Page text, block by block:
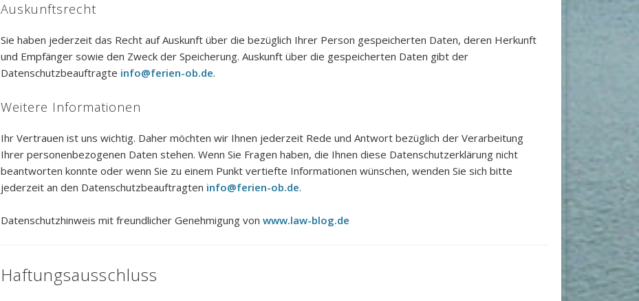
Auskunftsrecht
Sie haben jederzeit das Recht auf Auskunft über die bezüglich Ihrer Person gespeicherten Daten, deren Herkunft
und Empfänger sowie den Zweck der Speicherung. Auskunft über die gespeicherten Daten gibt der
Datenschutzbeauftragte info@ferien-ob.de.
Weitere Informationen
Ihr Vertrauen ist uns wichtig. Daher möchten wir Ihnen jederzeit Rede und Antwort bezüglich der Verarbeitung
Ihrer personenbezogenen Daten stehen. Wenn Sie Fragen haben, die Ihnen diese Datenschutzerklärung nicht
beantworten konnte oder wenn Sie zu einem Punkt vertiefte Informationen wünschen, wenden Sie sich bitte
jederzeit an den Datenschutzbeauftragten info@ferien-ob.de.
Datenschutzhinweis mit freundlicher Genehmigung von www.law-blog.de
Haftungsausschluss